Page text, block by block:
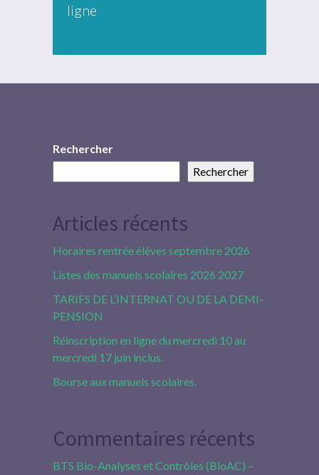
ligne
Rechercher
Rechercher
Articles récents
Horaires rentrée élèves septembre 2026
Listes des manuels scolaires 2026 2027
TARIFS DE L’INTERNAT OU DE LA DEMI-
PENSION
Réinscription en ligne du mercredi 10 au
mercredi 17 juin inclus.
Bourse aux manuels scolaires.
Commentaires récents
BTS Bio-Analyses et Contrôles (BioAC) –